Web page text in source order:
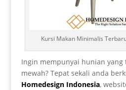
Kursi Makan Minimalis
Ingin mempunyai hunian
mewah? Tepat sekali anda
Homedesign Indonesia,